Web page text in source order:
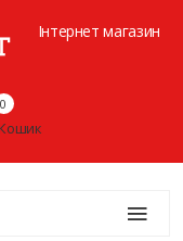
Інтернет магазин
0